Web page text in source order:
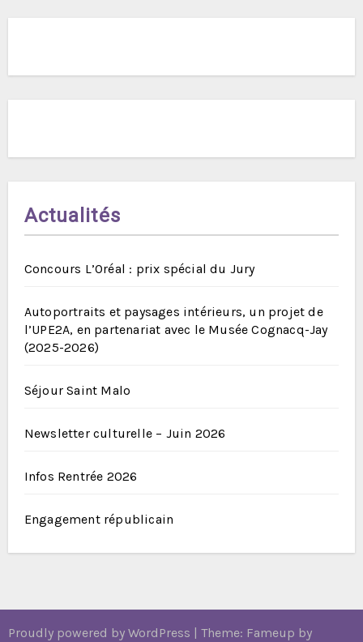
Actualités
Concours L’Oréal : prix spécial du Jury
Autoportraits et paysages intérieurs, un projet de
l’UPE2A, en partenariat avec le Musée Cognacq-Jay
(2025-2026)
Séjour Saint Malo
Newsletter culturelle – Juin 2026
Infos Rentrée 2026
Engagement républicain
Proudly powered by WordPress Theme: Fameup by